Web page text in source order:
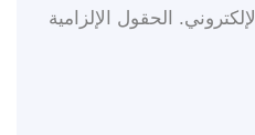
الحقول الإلزامية